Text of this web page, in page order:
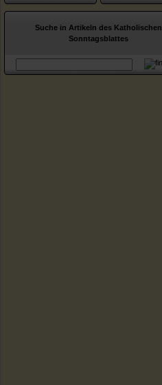
Suche in Artikeln des Katholischen
Sonntagsblattes